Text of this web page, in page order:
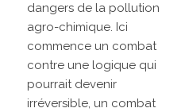
dangers de la pollution
agro-chimique. Ici
commence un combat
contre une logique qui
pourrait devenir
irréversible, un combat